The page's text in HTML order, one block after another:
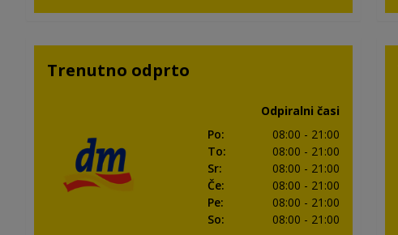
Trenutno odprto
Odpiralni časi
Po: 08:00 - 21:00
To: 08:00 - 21:00
Sr: 08:00 - 21:00
Če: 08:00 - 21:00
Pe: 08:00 - 21:00
So: 08:00 - 21:00